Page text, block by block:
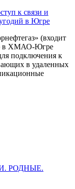
к связи и
в Югре
(входит
в ХМАО-Югре
подключения к
в удаленных
РОДНЫЕ.